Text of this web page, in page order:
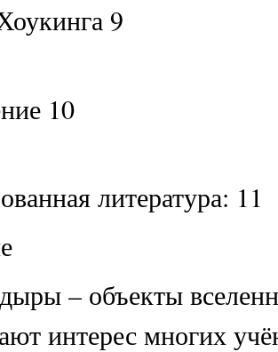
9
10
литература: 11
– объекты
интерес многих